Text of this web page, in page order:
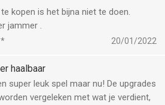
kopen is het bijna niet te doen.
jammer .
20/01/2022
haalbaar
super leuk spel maar nu! De upgrades
vergeleken met wat je verdient,